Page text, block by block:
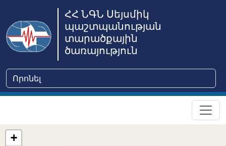
ՀՀ ՆԳՆ Սեյսմիկ
պաշտպանության
տարածքային
ծառայություն
+